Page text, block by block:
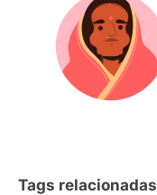
Tags relacionadas